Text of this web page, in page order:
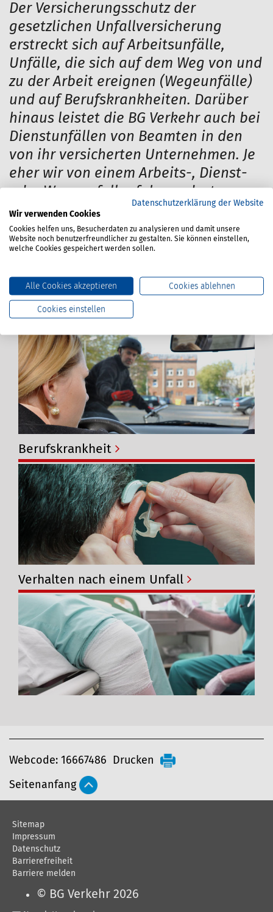
Der Versicherungsschutz der
gesetzlichen Unfallversicherung
erstreckt sich auf Arbeitsunfälle,
Unfälle, die sich auf dem Weg von und
zu der Arbeit ereignen (Wegeunfälle)
und auf Berufskrankheiten. Darüber
hinaus leistet die BG Verkehr auch bei
Dienstunfällen von Beamten in den
von ihr versicherten Unternehmen. Je
eher wir von einem Arbeits-, Dienst-
oder Wegeunfall erfahren, desto
schneller können wir helfen. Genauso
sollten Sie auch beim Verdacht auf
eine Berufskrankheit verfahren.
Arbeits- und Wegeunfall
Berufskrankheit
Verhalten nach einem Unfall
A
r
k
e
Webcode: 16667486 Drucken
Seitenanfang
Sitemap
Impressum
Datenschutz
Barrierefreiheit
Barriere melden
© BG Verkehr 2026
Datenschutzerklärung der Website
Wir verwenden Cookies
Cookies helfen uns, Besucherdaten zu analysieren und damit unsere
Website noch benutzerfreundlicher zu gestalten. Sie können einstellen,
welche Cookies gespeichert werden sollen.
Alle Cookies akzeptieren Cookies ablehnen
Cookies einstellen